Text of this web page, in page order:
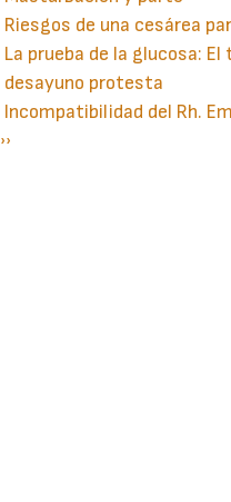
Riesgos de una cesárea
La prueba de la glucosa: El
desayuno protesta
Incompatibilidad del Rh.
Paginación
Siguiente
››